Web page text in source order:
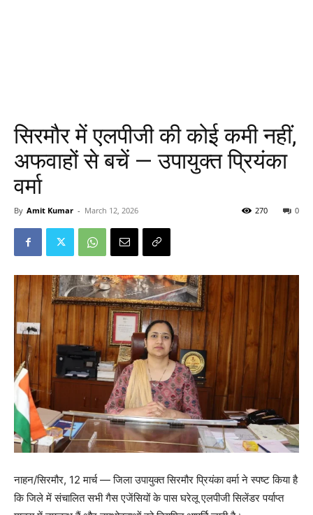
सिरमौर में एलपीजी की कोई कमी नहीं,
अफवाहों से बचें — उपायुक्त प्रियंका
वर्मा
By Amit Kumar - March 12, 2026 0
270
नाहन/सिरमौर, 12 मार्च — जिला उपायुक्त सिरमौर प्रियंका वर्मा ने स्पष्ट किया है
कि जिले में संचालित सभी गैस एजेंसियों के पास घरेलू एलपीजी सिलेंडर पर्याप्त